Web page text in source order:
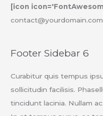
[icon
contact@yourdomain.com
Footer Sidebar 6
Curabitur quis tempus
sollicitudin facilisis.
tincidunt lacinia. Nullam